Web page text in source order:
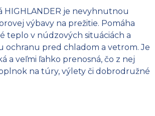
HIGHLANDER je nevyhnutnou
výbavy na prežitie. Pomáha
teplo v núdzových situáciách a
ochranu pred chladom a vetrom. Je
a veľmi ľahko prenosná, čo z nej
na túry, výlety či dobrodružné